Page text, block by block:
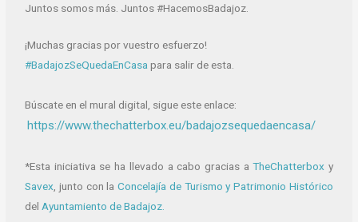
Juntos somos más. Juntos #HacemosBadajoz.
¡Muchas gracias por vuestro esfuerzo!
#BadajozSeQuedaEnCasapara salir de esta.
Búscate en el mural digital, sigue este enlace:
https://www.thechatterbox.eu/badajozsequedaencasa/
*Esta iniciativa se ha llevado a cabo gracias aTheChatterbox y
Savex, junto con laConcelajía de Turismo y Patrimonio Histórico
delAyuntamiento de Badajoz.